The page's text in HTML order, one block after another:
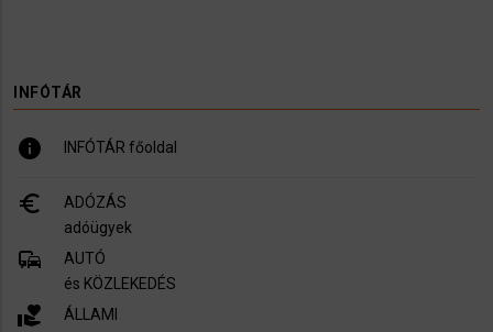
INFÓTÁR
info INFÓTÁR főoldal
euro_symbol
ADÓZÁS
adóügyek
commute
AUTÓ
és KÖZLEKEDÉS
volunteer_activism
ÁLLAMI